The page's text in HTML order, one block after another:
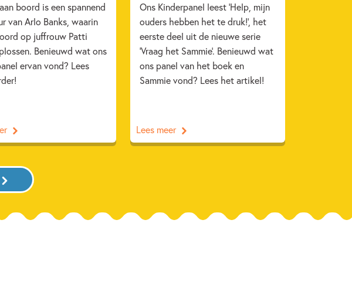
boord is een spannend
van Arlo Banks, waarin
op juffrouw Patti
Benieuwd wat ons
ervan vond? Lees
Ons Kinderpanel leest 'Help, mijn
ouders hebben het te druk!', het
eerste deel uit de nieuwe serie
'Vraag het Sammie'. Benieuwd wat
ons panel van het boek en
Sammie vond? Lees het artikel!
Lees meer